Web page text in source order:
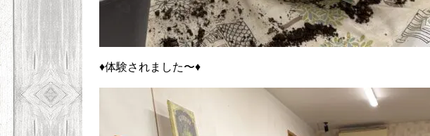
♦体験されました〜♦